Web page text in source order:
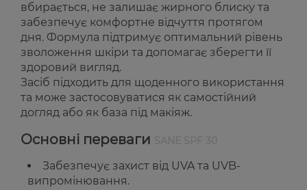
вбирається, не залишає жирного блиску та
забезпечує комфортне відчуття протягом
дня. Формула підтримує оптимальний рівень
зволоження шкіри та допомагає зберегти її
здоровий вигляд.
Засіб підходить для щоденного використання
та може застосовуватися як самостійний
догляд або як база під макіяж.
Основні переваги
Забезпечує захист від UVA та UVB-
випромінювання.